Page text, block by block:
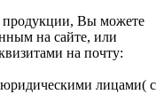
продукции, Вы можете
на сайте, или
на почту:
лицами( с